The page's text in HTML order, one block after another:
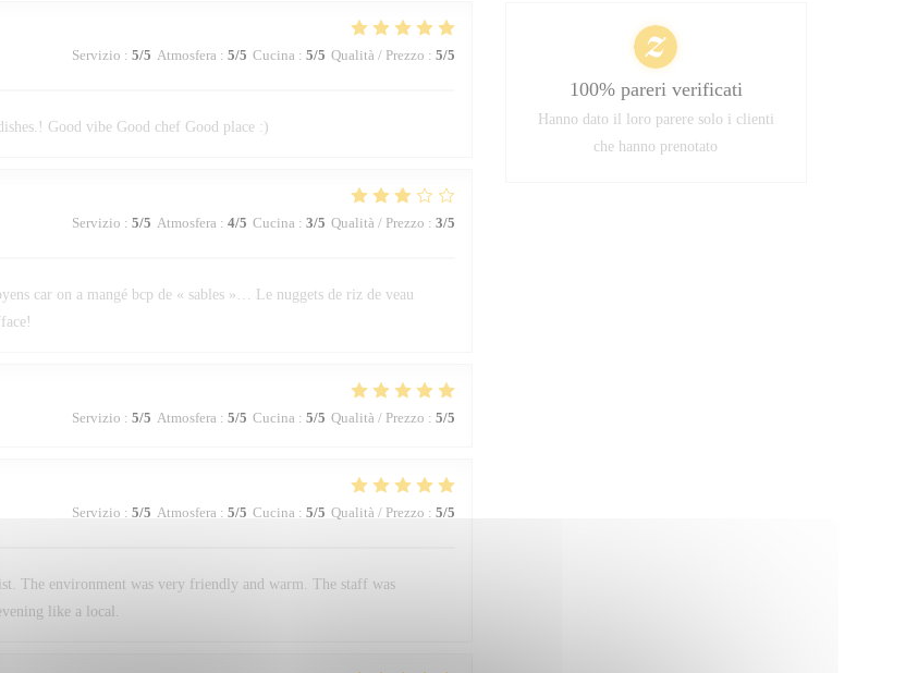
Servizio : 5/5 Atmosfera : 5/5 Cucina : 5/5 Qualità / Prezzo : 5/5
Good vibe Good chef Good place :)
Servizio : 5/5 Atmosfera : 4/5 Cucina : 3/5 Qualità / Prezzo : 3/5
car on a mangé bcp de « sables »… Le nuggets de riz de veau
Servizio : 5/5 Atmosfera : 5/5 Cucina : 5/5 Qualità / Prezzo : 5/5
Servizio : 5/5 Atmosfera : 5/5 Cucina : 5/5 Qualità / Prezzo : 5/5
The environment was very friendly and warm. The staff was
like a local.
100% pareri verificati
Hanno dato il loro parere solo i clienti
che hanno prenotato